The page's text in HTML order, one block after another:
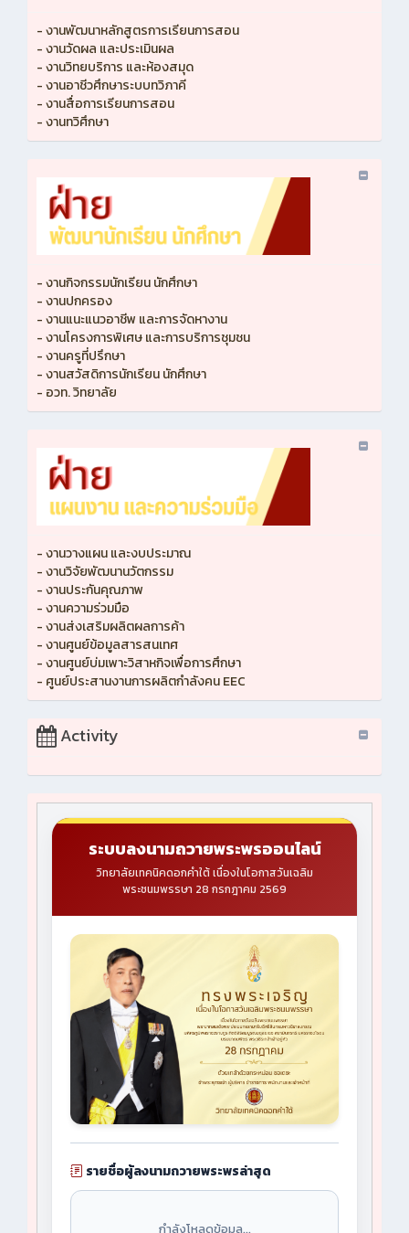
- งานพัฒนาหลักสูตรการเรียนการสอน
- งานวัดผล และประเมินผล
- งานวิทยบริการ และห้องสมุด
- งานอาชีวศึกษาระบบทวิภาคี
- งานสื่อการเรียนการสอน
- งานทวิศึกษา
- งานกิจกรรมนักเรียน นักศึกษา
- งานปกครอง
- งานแนะแนวอาชีพ และการจัดหางาน
- งานโครงการพิเศษ และการบริการชุมชน
- งานครูที่ปรึกษา
- งานสวัสดิการนักเรียน นักศึกษา
- อวท. วิทยาลัย
- งานวางแผน และงบประมาณ
- งานวิจัยพัฒนานวัตกรรม
- งานประกันคุณภาพ
- งานความร่วมมือ
- งานส่งเสริมผลิตผลการค้า
- งานศูนย์ข้อมูลสารสนเทศ
- งานศูนย์บ่มเพาะวิสาหกิจเพื่อการศึกษา
- ศูนย์ประสานงานการผลิตกำลังคน EEC
Activity